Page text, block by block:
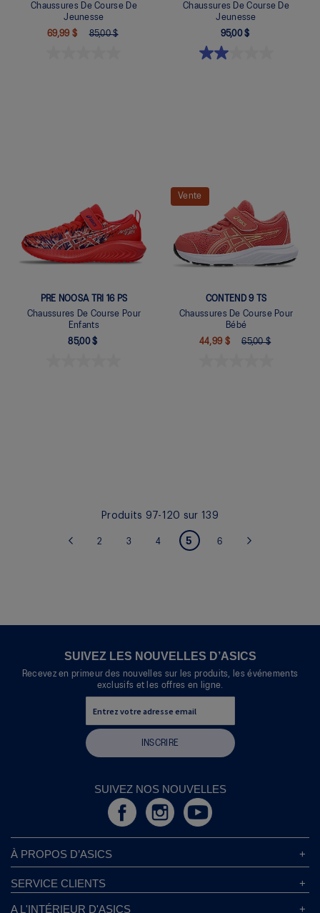
Chaussures De Course De
Jeunesse
69,99 $
85,00 $
Chaussures De Course De
Jeunesse
95,00 $
Quickview
PRE NOOSA TRI 16 PS
Chaussures De Course Pour
Enfants
85,00 $
Vente
CONTEND 9 TS
Chaussures De Course Pour
Bébé
44,99 $
65,00 $
Produits 97-120 sur139
Précédent
Page
2 Page
3 Page
4
Vous lisez
5 Page
6
SUIVEZ LES NOUVELLES D’ASICS
Recevez en primeur des nouvelles sur les produits, les événements
exclusifs et les offres en ligne.
INSCRIRE
SUIVEZ NOS NOUVELLES
À PROPOS D’ASICS
Responsabilités d’entreprise
Politique de Confidentialité
SERVICE CLIENTS
Magasins ASICS
A L'INTÉRIEUR D'ASICS